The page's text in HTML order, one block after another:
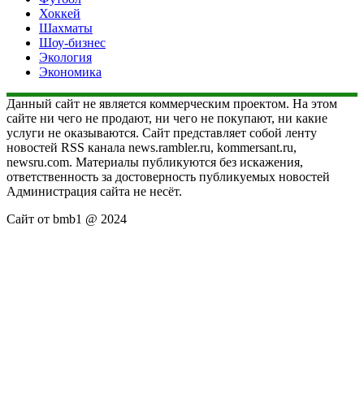
Хоккей
Шахматы
Шоу-бизнес
Экология
Экономика
Данный сайт не является коммерческим проектом. На этом
сайте ни чего не продают, ни чего не покупают, ни какие
услуги не оказываются. Сайт представляет собой ленту
новостей RSS канала news.rambler.ru, kommersant.ru,
newsru.com. Материалы публикуются без искажения,
ответственность за достоверность публикуемых новостей
Администрация сайта не несёт.
Сайт от bmb1 @ 2024